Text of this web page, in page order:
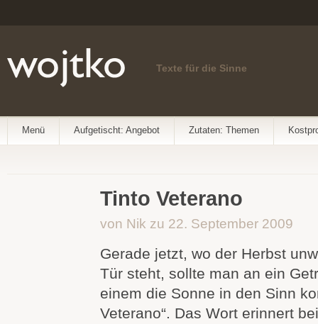
Texte für die Sinne
Menü Aufgetischt: Angebot Zutaten: Themen
Tinto Veterano
von Nik zu 22. September 2009
Gerade jetzt, wo der Herbst
Tür steht, sollte man an ein
einem die Sonne in den Sinn
Veterano“. Das Wort erinnert